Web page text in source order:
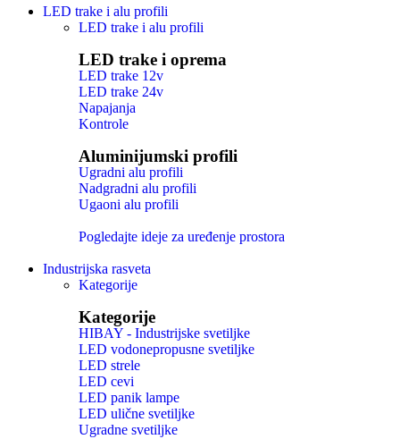
LED trake i alu profili
LED trake i alu profili
LED trake i oprema
LED trake 12v
LED trake 24v
Napajanja
Kontrole
Aluminijumski profili
Ugradni alu profili
Nadgradni alu profili
Ugaoni alu profili
Pogledajte ideje za uređenje prostora
Industrijska rasveta
Kategorije
Kategorije
HIBAY - Industrijske svetiljke
LED vodonepropusne svetiljke
LED strele
LED cevi
LED panik lampe
LED ulične svetiljke
Ugradne svetiljke